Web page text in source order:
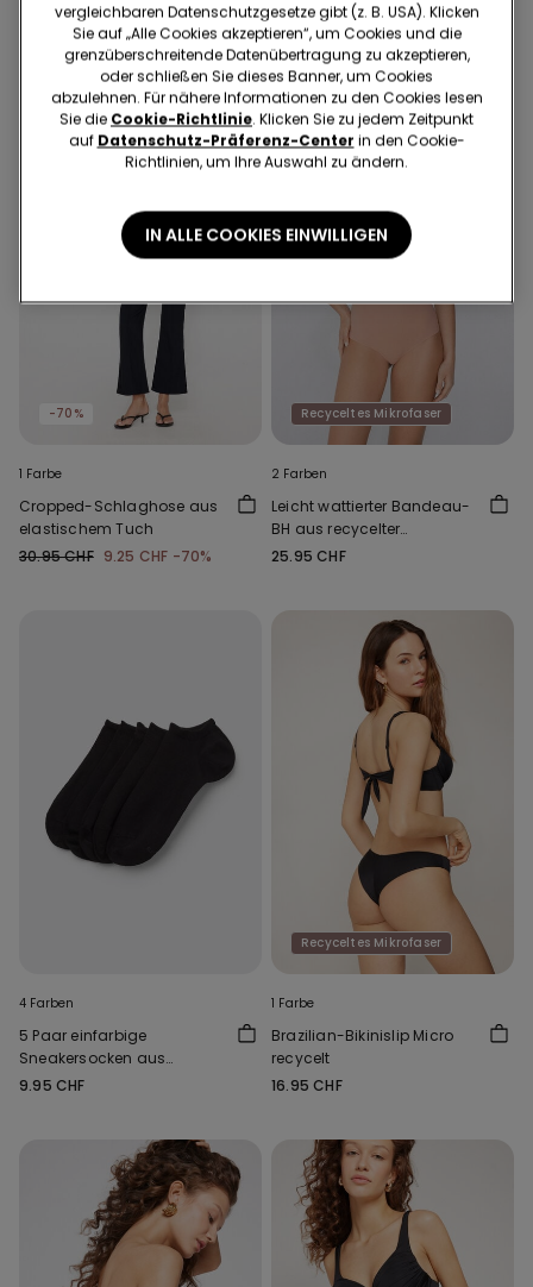
16.95 CHF 10.00 CHF-41%
mit Ausschnitt
25.95 CHF
-70%
1 Farbe
Cropped-Schlaghose aus
elastischem Tuch
30.95 CHF 9.25 CHF -70%
Recyceltes Mikrofaser
2 Farben
Leicht wattierter Bandeau-
BH aus recycelter
Mikrofaser Full Coverage
25.95 CHF
4 Farben
5 Paar einfarbige
Sneakersocken aus
Baumwolle Unisex
9.95 CHF
Recyceltes Mikrofaser
1 Farbe
Brazilian-Bikinislip Micro
recycelt
16.95 CHF
vergleichbaren Datenschutzgesetze gibt (z. B. USA). Klicken
Sie auf „Alle Cookies akzeptieren“, um Cookies und die
grenzüberschreitende Datenübertragung zu akzeptieren,
oder schließen Sie dieses Banner, um Cookies
abzulehnen. Für nähere Informationen zu den Cookies lesen
Sie die Cookie-Richtlinie. Klicken Sie zu jedem Zeitpunkt
auf Datenschutz-Präferenz-Center in den Cookie-
Richtlinien, um Ihre Auswahl zu ändern.
IN ALLE COOKIES EINWILLIGEN